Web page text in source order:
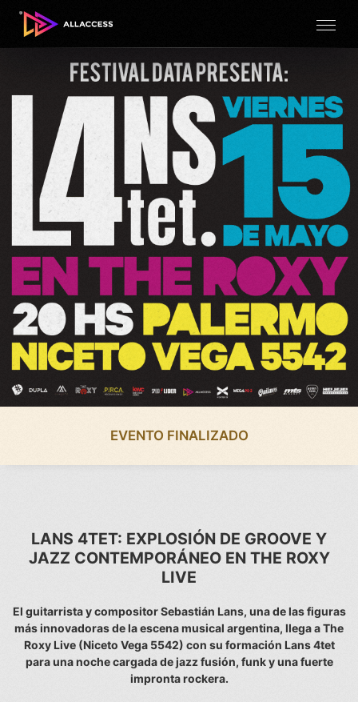
EVENTO FINALIZADO
LANS 4TET: EXPLOSIÓN DE GROOVE Y
JAZZ CONTEMPORÁNEO EN THE ROXY
LIVE
El guitarrista y compositor Sebastián Lans, una de las figuras
más innovadoras de la escena musical argentina, llega a The
Roxy Live (Niceto Vega 5542) con su formación Lans 4tet
para una noche cargada de jazz fusión, funk y una fuerte
impronta rockera.